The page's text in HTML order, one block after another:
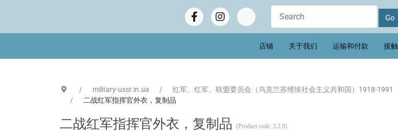
店铺 关于我们 运输和付款 接触
military-ussr.in.ua 红军、红军、联盟委员会（乌克兰苏维埃社会主义共和国）1918-1991
二战红军指挥官外衣，复制品
二战红军指挥官外衣，复制品 (Product code: 3.2.8)